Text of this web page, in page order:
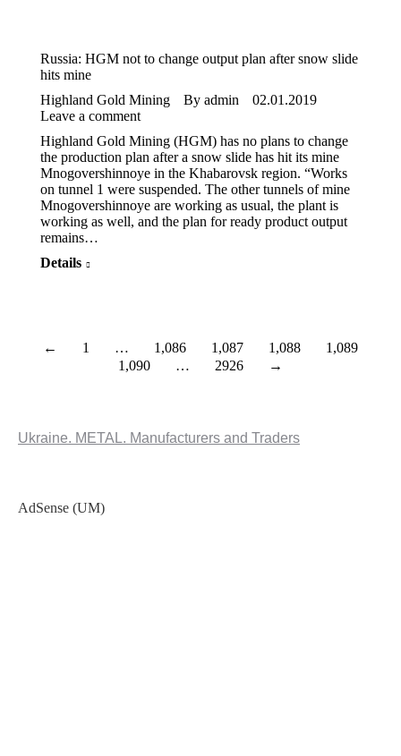
Russia: HGM not to change output plan after snow slide
hits mine
Highland Gold Mining
By admin
02.01.2019
Leave a comment
Highland Gold Mining (HGM) has no plans to change
the production plan after a snow slide has hit its mine
Mnogovershinnoye in the Khabarovsk region. “Works
on tunnel 1 were suspended. The other tunnels of mine
Mnogovershinnoye are working as usual, the plant is
working as well, and the plan for ready product output
remains…
Details
← 1 … 1,086 1,087 1,088
1,089
1,090
… 2926 →
Ukraine. METAL. Manufacturers and Traders
AdSense (UM)